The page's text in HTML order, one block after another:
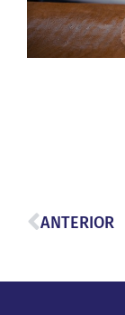
ANTERIOR